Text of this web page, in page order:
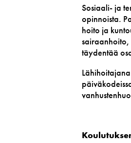
Sosiaali- ja
opinnoista.
hoito ja
sairaanhoito,
täydentää